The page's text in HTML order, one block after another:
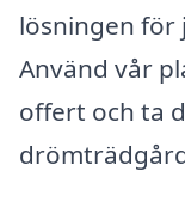
lösningen för
Använd vår
offert och ta